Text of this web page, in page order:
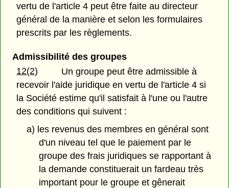
vertu de l'article 4 peut être faite au directeur
général de la manière et selon les formulaires
prescrits par les règlements.
Admissibilité des groupes
12(2)
Un groupe peut être admissible à
recevoir l'aide juridique en vertu de l'article 4 si
la Société estime qu'il satisfait à l'une ou l'autre
des conditions qui suivent :
a) les revenus des membres en général sont
d'un niveau tel que le paiement par le
groupe des frais juridiques se rapportant à
la demande constituerait un fardeau très
important pour le groupe et gênerait